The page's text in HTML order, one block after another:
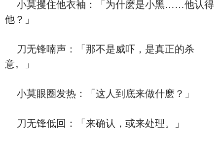
小莫攫住他衣袖：「为什麽是小黑……他认得
他？」
刀无锋喃声：「那不是威吓，是真正的杀
意。」
小莫眼圈发热：「这人到底来做什麽？」
刀无锋低回：「来确认，或来处理。」